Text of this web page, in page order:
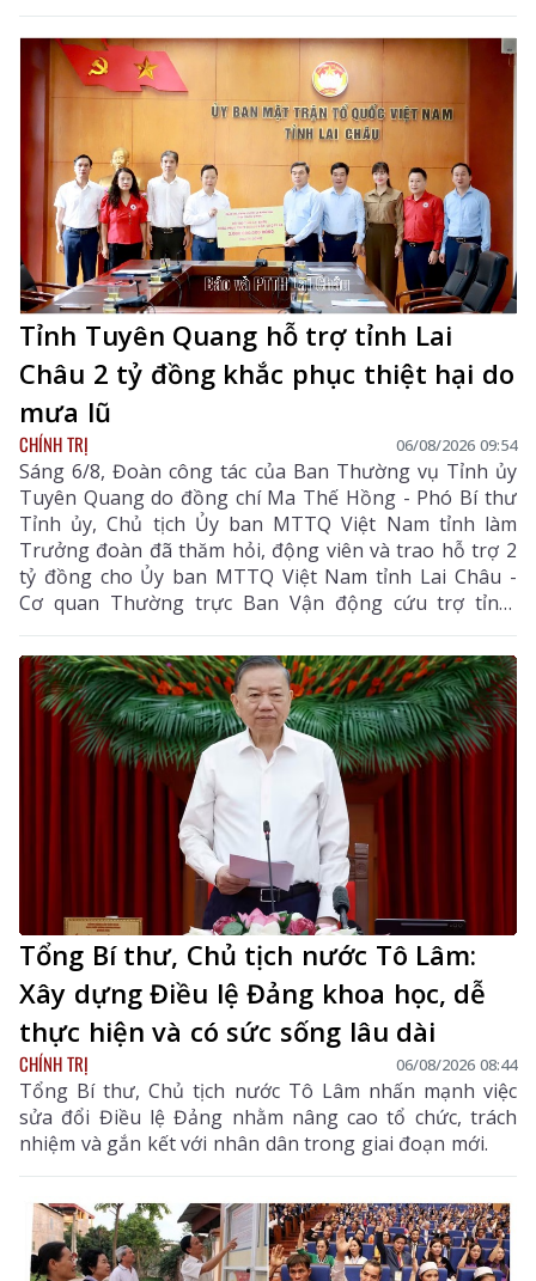
Tỉnh Tuyên Quang hỗ trợ tỉnh Lai
Châu 2 tỷ đồng khắc phục thiệt hại do
mưa lũ
CHÍNH TRỊ 06/08/2026 09:54
Sáng 6/8, Đoàn công tác của Ban Thường vụ Tỉnh ủy
Tuyên Quang do đồng chí Ma Thế Hồng - Phó Bí thư
Tỉnh ủy, Chủ tịch Ủy ban MTTQ Việt Nam tỉnh làm
Trưởng đoàn đã thăm hỏi, động viên và trao hỗ trợ 2
tỷ đồng cho Ủy ban MTTQ Việt Nam tỉnh Lai Châu -
Cơ quan Thường trực Ban Vận động cứu trợ tỉnh,
nhằm giúp nhân dân khắc phục hậu quả thiên tai, mưa
lũ, sạt lở đất, sớm ổn định cuộc sống.
Tổng Bí thư, Chủ tịch nước Tô Lâm:
Xây dựng Điều lệ Đảng khoa học, dễ
thực hiện và có sức sống lâu dài
CHÍNH TRỊ 06/08/2026 08:44
Tổng Bí thư, Chủ tịch nước Tô Lâm nhấn mạnh việc
sửa đổi Điều lệ Đảng nhằm nâng cao tổ chức, trách
nhiệm và gắn kết với nhân dân trong giai đoạn mới.